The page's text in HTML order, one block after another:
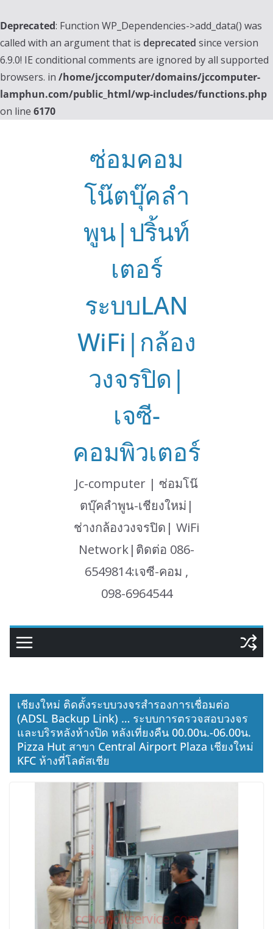
Deprecated: Function WP_Dependencies->add_data() was
called with an argument that is deprecated since version
6.9.0! IE conditional comments are ignored by all supported
browsers. in /home/jccomputer/domains/jccomputer-
lamphun.com/public_html/wp-includes/functions.php
on line 6170
ซ่อมคอม
โน๊ตบุ๊คลำ
พูน|ปริ้นท์
เตอร์
ระบบLAN
WiFi|กล้อง
วงจรปิด|
เจซี-
คอมพิวเตอร์
Jc-computer | ซ่อมโน๊
ตบุ๊คลำพูน-เชียงใหม่|
ช่างกล้องวงจรปิด| WiFi
Network|ติดต่อ 086-
6549814:เจซี-คอม ,
098-6964544
เชียงใหม่ ติดตั้งระบบวงจรสำรองการเชื่อมต่อ
(ADSL Backup Link) … ระบบการตรวจสอบวงจร
และบริรหลังห้างปิด หลังเที่ยงคืน 00.00น.-06.00น.
Pizza Hut สาขา Central Airport Plaza เชียงใหม่
KFC ห้างที่โลตัสเชีย